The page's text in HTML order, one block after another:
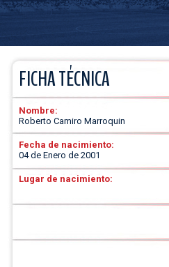
FICHA TÉCNICA
Nombre:
Roberto Camiro Marroquin
Fecha de nacimiento:
04 de Enero de 2001
Lugar de nacimiento: